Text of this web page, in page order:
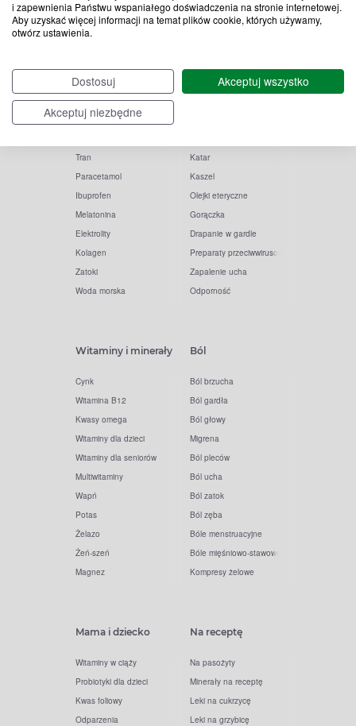
i zapewnienia Państwu wspaniałego doświadczenia na stronie internetowej.
Aby uzyskać więcej informacji na temat plików cookie, których używamy,
otwórz ustawienia.
Dostosuj
Akceptuj wszystko
Akceptuj niezbędne
Popularne zapytania
Witamina D
Witamina C
Tran
Paracetamol
Ibuprofen
Melatonina
Elektrolity
Kolagen
Zatoki
Woda morska
Przeziębienie i grypa
Katar
Kaszel
Olejki eteryczne
Gorączka
Drapanie w gardle
Preparaty przeciwwirusowe
Zapalenie ucha
Odporność
Witaminy i minerały
Cynk
Witamina B12
Kwasy omega
Witaminy dla dzieci
Witaminy dla seniorów
Multiwitaminy
Wapń
Potas
Żelazo
Żeń-szeń
Magnez
Ból
Ból brzucha
Ból gardła
Ból głowy
Migrena
Ból pleców
Ból ucha
Ból zatok
Ból zęba
Bóle menstruacyjne
Bóle mięśniowo-stawowe
Kompresy żelowe
Mama i dziecko
Witaminy w ciąży
Probiotyki dla dzieci
Kwas foliowy
Odparzenia
Na receptę
Na pasożyty
Minerały na receptę
Leki na cukrzycę
Leki na grzybicę